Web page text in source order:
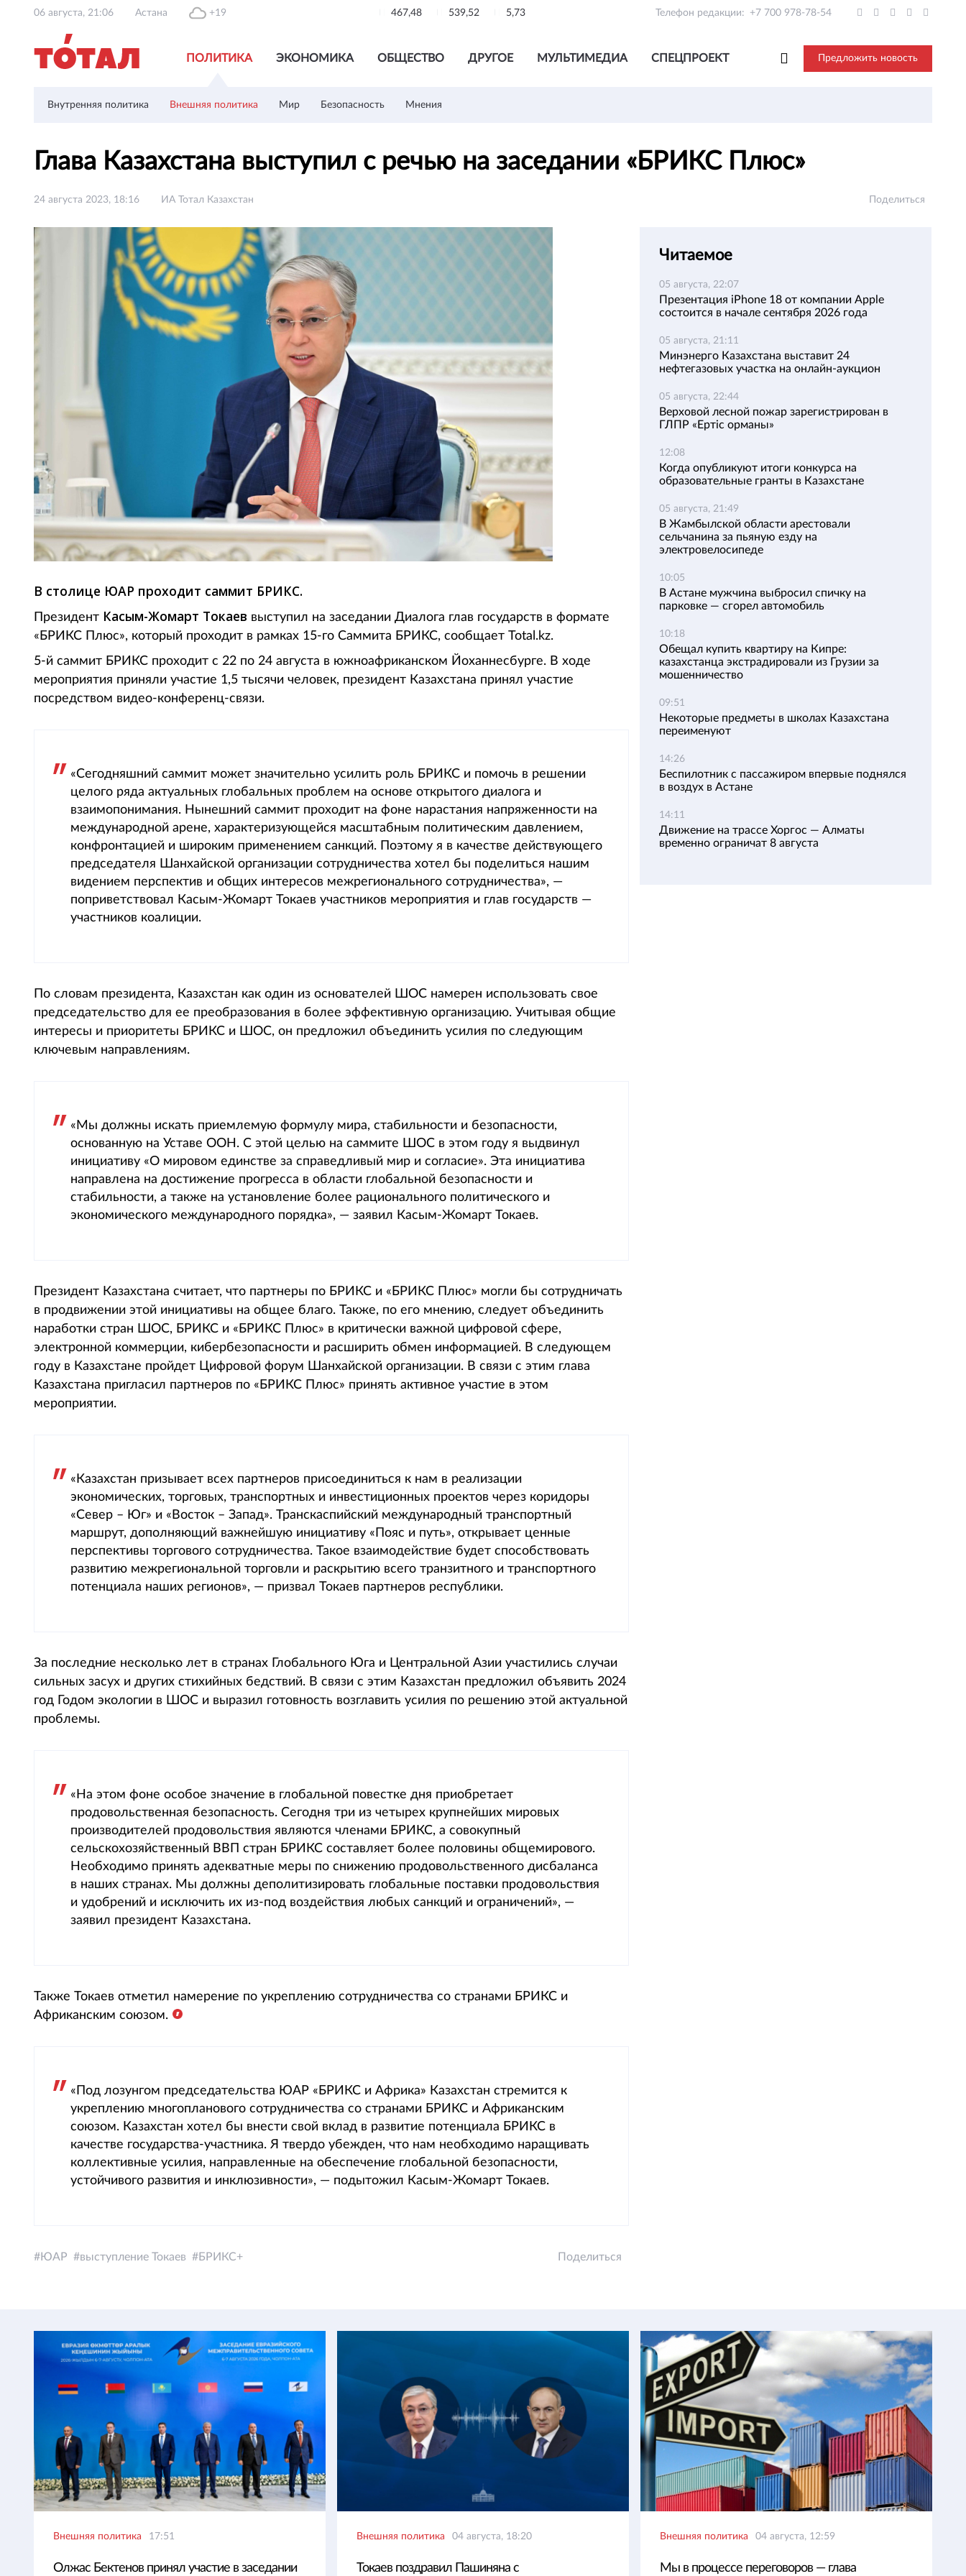
06 августа, 21:06 Астана +19 467,48 539,52 5,73 Телефон редакции: +7 700 978-78-54
ПОЛИТИКА ЭКОНОМИКА ОБЩЕСТВО ДРУГОЕ МУЛЬТИМЕДИА СПЕЦПРОЕКТ Предложить новость
Внутренняя политика Внешняя политика Мир Безопасность Мнения
Глава Казахстана выступил с речью на заседании «БРИКС Плюс»
24 августа 2023, 18:16 ИА Тотал Казахстан Поделиться
В столице ЮАР проходит саммит БРИКС.
Президент Касым-Жомарт Токаев выступил на заседании Диалога глав государств в формате
«БРИКС Плюс», который проходит в рамках 15-го Саммита БРИКС, сообщает Total.kz.
5-й саммит БРИКС проходит с 22 по 24 августа в южноафриканском Йоханнесбурге. В ходе
мероприятия приняли участие 1,5 тысячи человек, президент Казахстана принял участие
посредством видео-конференц-связи.
«Сегодняшний саммит может значительно усилить роль БРИКС и помочь в решении
целого ряда актуальных глобальных проблем на основе открытого диалога и
взаимопонимания. Нынешний саммит проходит на фоне нарастания напряженности на
международной арене, характеризующейся масштабным политическим давлением,
конфронтацией и широким применением санкций. Поэтому я в качестве действующего
председателя Шанхайской организации сотрудничества хотел бы поделиться нашим
видением перспектив и общих интересов межрегионального сотрудничества», —
поприветствовал Касым-Жомарт Токаев участников мероприятия и глав государств —
участников коалиции.
По словам президента, Казахстан как один из основателей ШОС намерен использовать свое
председательство для ее преобразования в более эффективную организацию. Учитывая общие
интересы и приоритеты БРИКС и ШОС, он предложил объединить усилия по следующим
ключевым направлениям.
«Мы должны искать приемлемую формулу мира, стабильности и безопасности,
основанную на Уставе ООН. С этой целью на саммите ШОС в этом году я выдвинул
инициативу «О мировом единстве за справедливый мир и согласие». Эта инициатива
направлена на достижение прогресса в области глобальной безопасности и
стабильности, а также на установление более рационального политического и
экономического международного порядка», — заявил Касым-Жомарт Токаев.
Президент Казахстана считает, что партнеры по БРИКС и «БРИКС Плюс» могли бы сотрудничать
в продвижении этой инициативы на общее благо. Также, по его мнению, следует объединить
наработки стран ШОС, БРИКС и «БРИКС Плюс» в критически важной цифровой сфере,
электронной коммерции, кибербезопасности и расширить обмен информацией. В следующем
году в Казахстане пройдет Цифровой форум Шанхайской организации. В связи с этим глава
Казахстана пригласил партнеров по «БРИКС Плюс» принять активное участие в этом
мероприятии.
«Казахстан призывает всех партнеров присоединиться к нам в реализации
экономических, торговых, транспортных и инвестиционных проектов через коридоры
«Север – Юг» и «Восток – Запад». Транскаспийский международный транспортный
маршрут, дополняющий важнейшую инициативу «Пояс и путь», открывает ценные
перспективы торгового сотрудничества. Такое взаимодействие будет способствовать
развитию межрегиональной торговли и раскрытию всего транзитного и транспортного
потенциала наших регионов», — призвал Токаев партнеров республики.
За последние несколько лет в странах Глобального Юга и Центральной Азии участились случаи
сильных засух и других стихийных бедствий. В связи с этим Казахстан предложил объявить 2024
год Годом экологии в ШОС и выразил готовность возглавить усилия по решению этой актуальной
проблемы.
«На этом фоне особое значение в глобальной повестке дня приобретает
продовольственная безопасность. Сегодня три из четырех крупнейших мировых
производителей продовольствия являются членами БРИКС, а совокупный
сельскохозяйственный ВВП стран БРИКС составляет более половины общемирового.
Необходимо принять адекватные меры по снижению продовольственного дисбаланса
в наших странах. Мы должны деполитизировать глобальные поставки продовольствия
и удобрений и исключить их из-под воздействия любых санкций и ограничений», —
заявил президент Казахстана.
Также Токаев отметил намерение по укреплению сотрудничества со странами БРИКС и
Африканским союзом.
«Под лозунгом председательства ЮАР «БРИКС и Африка» Казахстан стремится к
укреплению многопланового сотрудничества со странами БРИКС и Африканским
союзом. Казахстан хотел бы внести свой вклад в развитие потенциала БРИКС в
качестве государства-участника. Я твердо убежден, что нам необходимо наращивать
коллективные усилия, направленные на обеспечение глобальной безопасности,
устойчивого развития и инклюзивности», — подытожил Касым-Жомарт Токаев.
ЮАР выступление Токаев БРИКС+ Поделиться
Читаемое
05 августа, 22:07
Презентация iPhone 18 от компании Apple
состоится в начале сентября 2026 года
05 августа, 21:11
Минэнерго Казахстана выставит 24
нефтегазовых участка на онлайн-аукцион
05 августа, 22:44
Верховой лесной пожар зарегистрирован в
ГЛПР «Ертіс орманы»
12:08
Когда опубликуют итоги конкурса на
образовательные гранты в Казахстане
05 августа, 21:49
В Жамбылской области арестовали
сельчанина за пьяную езду на
электровелосипеде
10:05
В Астане мужчина выбросил спичку на
парковке — сгорел автомобиль
10:18
Обещал купить квартиру на Кипре:
казахстанца экстрадировали из Грузии за
мошенничество
09:51
Некоторые предметы в школах Казахстана
переименуют
14:26
Беспилотник с пассажиром впервые поднялся
в воздух в Астане
14:11
Движение на трассе Хоргос — Алматы
временно ограничат 8 августа
Внешняя политика 17:51
Олжас Бектенов принял участие в заседании
Внешняя политика 04 августа, 18:20
Токаев поздравил Пашиняна с
Внешняя политика 04 августа, 12:59
Мы в процессе переговоров — глава